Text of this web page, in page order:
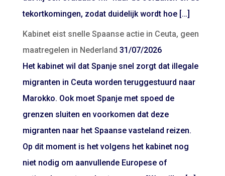
tekortkomingen, zodat duidelijk wordt hoe […]
Kabinet eist snelle Spaanse actie in Ceuta, geen
maatregelen in Nederland 31/07/2026
Het kabinet wil dat Spanje snel zorgt dat illegale
migranten in Ceuta worden teruggestuurd naar
Marokko. Ook moet Spanje met spoed de
grenzen sluiten en voorkomen dat deze
migranten naar het Spaanse vasteland reizen.
Op dit moment is het volgens het kabinet nog
niet nodig om aanvullende Europese of